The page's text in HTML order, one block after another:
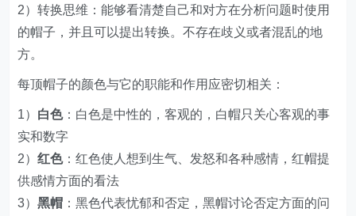
2）转换思维：能够看清楚自己和对方在分析问题时使用
的帽子，并且可以提出转换。不存在歧义或者混乱的地
方。
每顶帽子的颜色与它的职能和作用应密切相关：
1） 白色：白色是中性的，客观的，白帽只关心客观的事
实和数字
2）红色：红色使人想到生气、发怒和各种感情，红帽提
供感情方面的看法
3）黑帽 ：黑色代表忧郁和否定，黑帽讨论否定方面的问